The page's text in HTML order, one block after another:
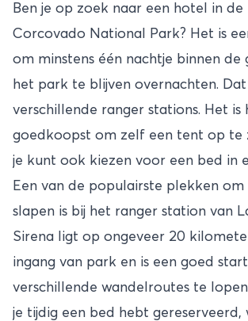
Ben je op zoek naar een hotel in
Corcovado National Park? Het is
om minstens één nachtje binnen de
het park te blijven overnachten.
verschillende ranger stations. Het is
goedkoopst om zelf een tent op te
je kunt ook kiezen voor een bed in
Een van de populairste plekken
slapen is bij het ranger station van
Sirena ligt op ongeveer 20
ingang van park en is een goed
verschillende wandelroutes te
je tijdig een bed hebt gereserveerd,